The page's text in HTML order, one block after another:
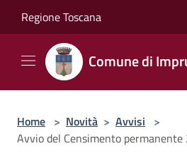
Regione Toscana
Comune di
Home > Novità > Avvisi >
Avvio del Censimento